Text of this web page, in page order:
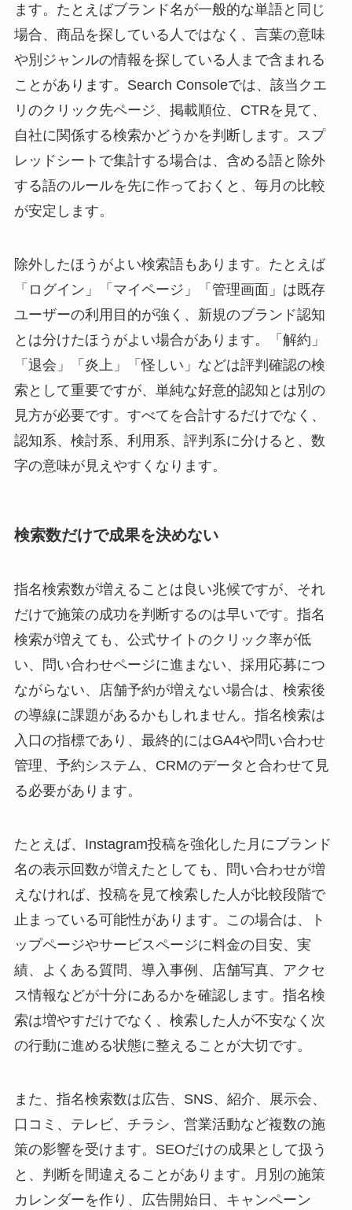
ます。たとえばブランド名が一般的な単語と同じ
場合、商品を探している人ではなく、言葉の意味
や別ジャンルの情報を探している人まで含まれる
ことがあります。Search Consoleでは、該当クエ
リのクリック先ページ、掲載順位、CTRを見て、
自社に関係する検索かどうかを判断します。スプ
レッドシートで集計する場合は、含める語と除外
する語のルールを先に作っておくと、毎月の比較
が安定します。
除外したほうがよい検索語もあります。たとえば
「ログイン」「マイページ」「管理画面」は既存
ユーザーの利用目的が強く、新規のブランド認知
とは分けたほうがよい場合があります。「解約」
「退会」「炎上」「怪しい」などは評判確認の検
索として重要ですが、単純な好意的認知とは別の
見方が必要です。すべてを合計するだけでなく、
認知系、検討系、利用系、評判系に分けると、数
字の意味が見えやすくなります。
検索数だけで成果を決めない
指名検索数が増えることは良い兆候ですが、それ
だけで施策の成功を判断するのは早いです。指名
検索が増えても、公式サイトのクリック率が低
い、問い合わせページに進まない、採用応募につ
ながらない、店舗予約が増えない場合は、検索後
の導線に課題があるかもしれません。指名検索は
入口の指標であり、最終的にはGA4や問い合わせ
管理、予約システム、CRMのデータと合わせて見
る必要があります。
たとえば、Instagram投稿を強化した月にブランド
名の表示回数が増えたとしても、問い合わせが増
えなければ、投稿を見て検索した人が比較段階で
止まっている可能性があります。この場合は、ト
ップページやサービスページに料金の目安、実
績、よくある質問、導入事例、店舗写真、アクセ
ス情報などが十分にあるかを確認します。指名検
索は増やすだけでなく、検索した人が不安なく次
の行動に進める状態に整えることが大切です。
また、指名検索数は広告、SNS、紹介、展示会、
口コミ、テレビ、チラシ、営業活動など複数の施
策の影響を受けます。SEOだけの成果として扱う
と、判断を間違えることがあります。月別の施策
カレンダーを作り、広告開始日、キャンペーン